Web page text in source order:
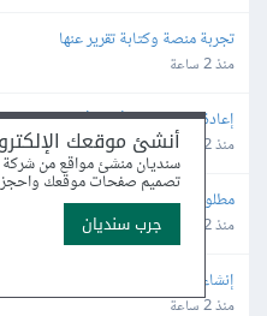
تجربة منصة وكتابة تقرير عنها
منذ 2 ساعة
إعادة بناء وتطوير Backend لمنصة تعليمية وتحويله من Flask إلى Node.js
منذ 2 ساعة
المحاسبي والمخزني والتقارير
منذ 2 ساعة
إنشاء موقع إلكتروني خاص بشركة محاماة
منذ 2 ساعة